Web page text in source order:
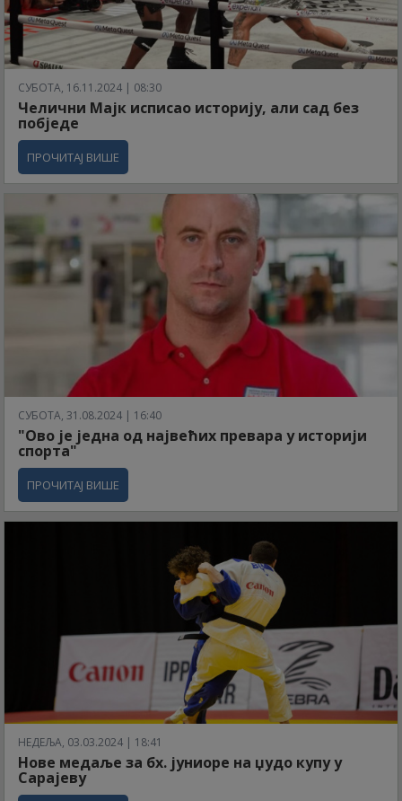
СУБОТА, 16.11.2024 | 08:30
Челични Мајк исписао историју, али сад без
побједе
ПРОЧИТАЈ ВИШЕ
СУБОТА, 31.08.2024 | 16:40
"Ово је једна од највећих превара у историји
спорта"
ПРОЧИТАЈ ВИШЕ
НЕДЕЉА, 03.03.2024 | 18:41
Нове медаље за бх. јуниоре на џудо купу у
Сарајеву